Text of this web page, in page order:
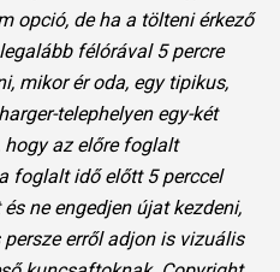
opció, de ha a tölteni érkező
félórával 5 percre
mikor ér oda, egy tipikus,
telephelyen egy-két
az előre foglalt
foglalt idő előtt 5 perccel
ne engedjen újat kezdeni,
erről adjon is vizuális